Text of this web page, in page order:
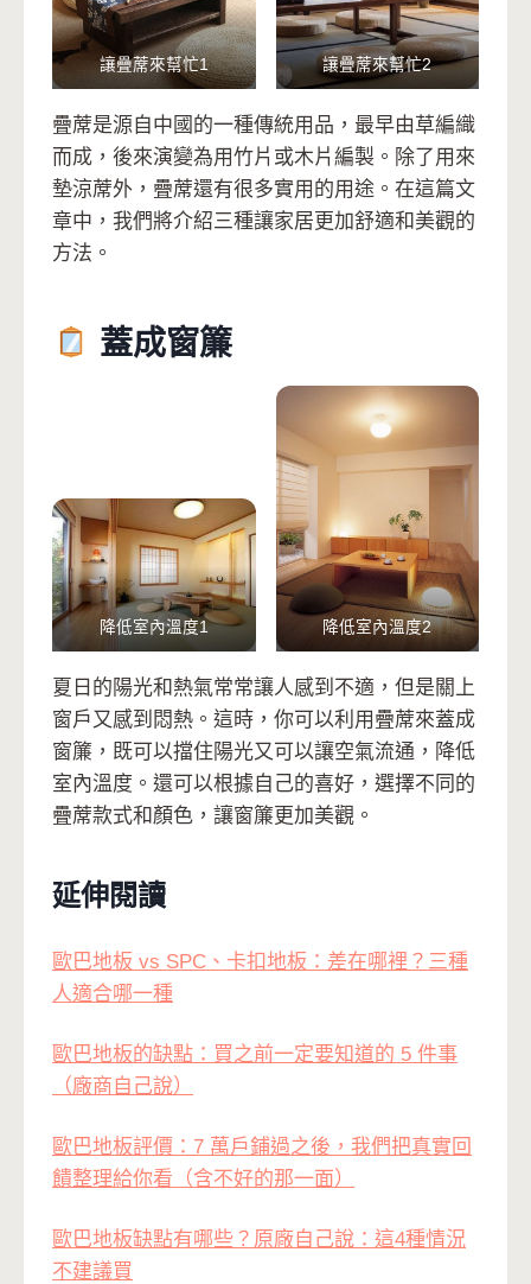
讓疊蓆來幫忙1 讓疊蓆來幫忙2
疊蓆是源自中國的一種傳統用品，最早由草編織
而成，後來演變為用竹片或木片編製。除了用來
墊涼蓆外，疊蓆還有很多實用的用途。在這篇文
章中，我們將介紹三種讓家居更加舒適和美觀的
方法。
蓋成窗簾
降低室內溫度1 降低室內溫度2
夏日的陽光和熱氣常常讓人感到不適，但是關上
窗戶又感到悶熱。這時，你可以利用疊蓆來蓋成
窗簾，既可以擋住陽光又可以讓空氣流通，降低
室內溫度。還可以根據自己的喜好，選擇不同的
疊蓆款式和顏色，讓窗簾更加美觀。
延伸閱讀
歐巴地板 vs SPC、卡扣地板：差在哪裡？三種
人適合哪一種
歐巴地板的缺點：買之前一定要知道的 5 件事
（廠商自己說）
歐巴地板評價：7 萬戶鋪過之後，我們把真實回
饋整理給你看（含不好的那一面）
歐巴地板缺點有哪些？原廠自己說：這4種情況
不建議買